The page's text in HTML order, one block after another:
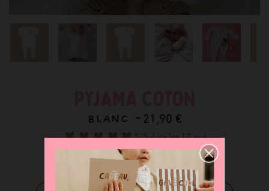
BLANC - 21,90 €
5/5 -Lire les 10 avis
Taille